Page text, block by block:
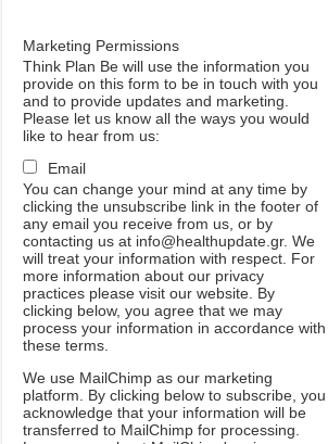
Marketing Permissions
Think Plan Be will use the information you
provide on this form to be in touch with you
and to provide updates and marketing.
Please let us know all the ways you would
like to hear from us:
Email
You can change your mind at any time by
clicking the unsubscribe link in the footer of
any email you receive from us, or by
contacting us at info@healthupdate.gr. We
will treat your information with respect. For
more information about our privacy
practices please visit our website. By
clicking below, you agree that we may
process your information in accordance with
these terms.
We use MailChimp as our marketing
platform
By clicking below to subscribe ,you
acknowledge that your information will be
transferred to MailChimp for processing